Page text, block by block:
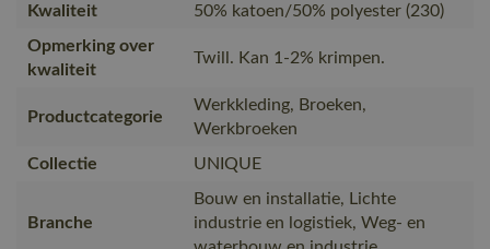
Kwaliteit
50% katoen/50% polyester (230)
Opmerking over
kwaliteit
Twill. Kan 1-2% krimpen.
Productcategorie
Werkkleding, Broeken,
Werkbroeken
Collectie
UNIQUE
Branche
Bouw en installatie, Lichte
industrie en logistiek, Weg- en